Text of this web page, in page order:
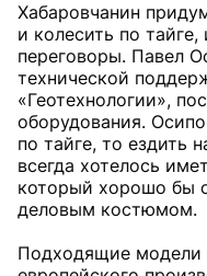
Хабаровчанин
и колесить по
переговоры. Павел
технической
«Геотехнологии»,
оборудования.
по тайге, то ездить
всегда хотелось
который хорошо бы
деловым костюмом.
Подходящие модели